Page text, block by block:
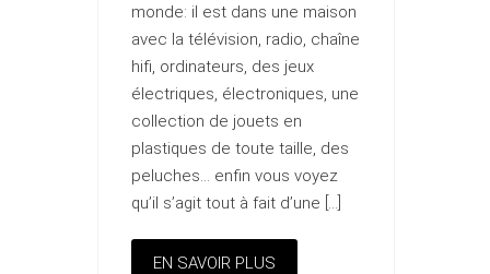
monde: il est dans une maison
avec la télévision, radio, chaîne
hifi, ordinateurs, des jeux
électriques, électroniques, une
collection de jouets en
plastiques de toute taille, des
peluches… enfin vous voyez
qu’il s’agit tout à fait d’une […]
EN SAVOIR PLUS